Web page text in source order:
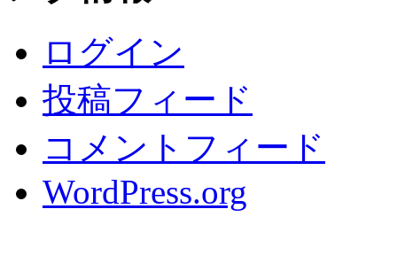
ログイン
投稿フィード
コメントフィード
WordPress.org